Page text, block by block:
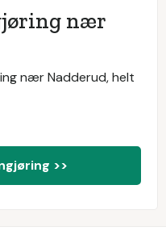
nær
nær Nadderud, helt
>>